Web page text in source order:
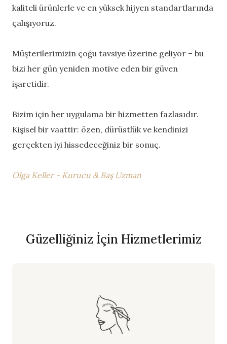
kaliteli ürünlerle ve en yüksek hijyen standartlarında
çalışıyoruz.
Müşterilerimizin çoğu tavsiye üzerine geliyor – bu
bizi her gün yeniden motive eden bir güven
işaretidir.
Bizim için her uygulama bir hizmetten fazlasıdır.
Kişisel bir vaattir: özen, dürüstlük ve kendinizi
gerçekten iyi hissedeceğiniz bir sonuç.
Olga Keller - Kurucu & Baş Uzman
Güzelliğiniz İçin Hizmetlerimiz